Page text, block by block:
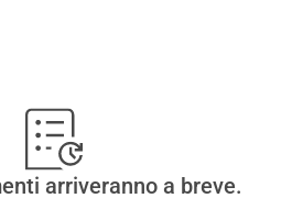
arriveranno a breve.